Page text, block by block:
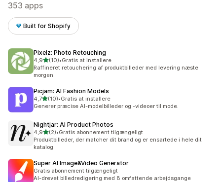
353 apps
Built for Shopify
Pixelz: Photo Retouching
4,9ud af 5 stjerner
(10)
10 anmeldelser i alt
•Gratis at installere
Raffineret retouchering af produktbilleder med levering næste
morgen.
Picjam: AI Fashion Models
4,7ud af 5 stjerner
(10)
10 anmeldelser i alt
•Gratis at installere
Generer præcise AI-modelbilleder og -videoer til mode.
Nightjar: AI Product Photos
4,9ud af 5 stjerner
(2)
2 anmeldelser i alt
•Gratis abonnement tilgængeligt
Produktbilleder, der matcher dit brand og er ensartede i hele dit
katalog.
Super AI Image&Video Generator
Gratis abonnement tilgængeligt
AI-drevet billedredigering med 8 omfattende arbejdsgange